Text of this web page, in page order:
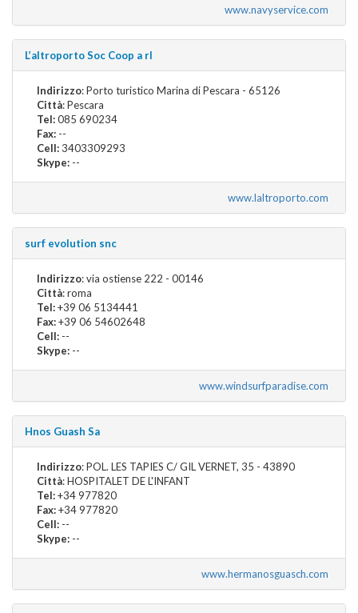
www.navyservice.com
L’altroporto Soc Coop a rl
Indirizzo: Porto turistico Marina di Pescara - 65126
Città: Pescara
Tel:085 690234
Fax: --
Cell:3403309293
Skype: --
www.laltroporto.com
surf evolution snc
Indirizzo: via ostiense 222 - 00146
Città: roma
Tel:+39 06 5134441
Fax:+39 06 54602648
Cell: --
Skype: --
www.windsurfparadise.com
Hnos Guash Sa
Indirizzo: POL. LES TAPIES C/ GIL VERNET, 35 - 43890
Città: HOSPITALET DE L'INFANT
Tel:+34 977820
Fax:+34 977820
Cell: --
Skype: --
www.hermanosguasch.com